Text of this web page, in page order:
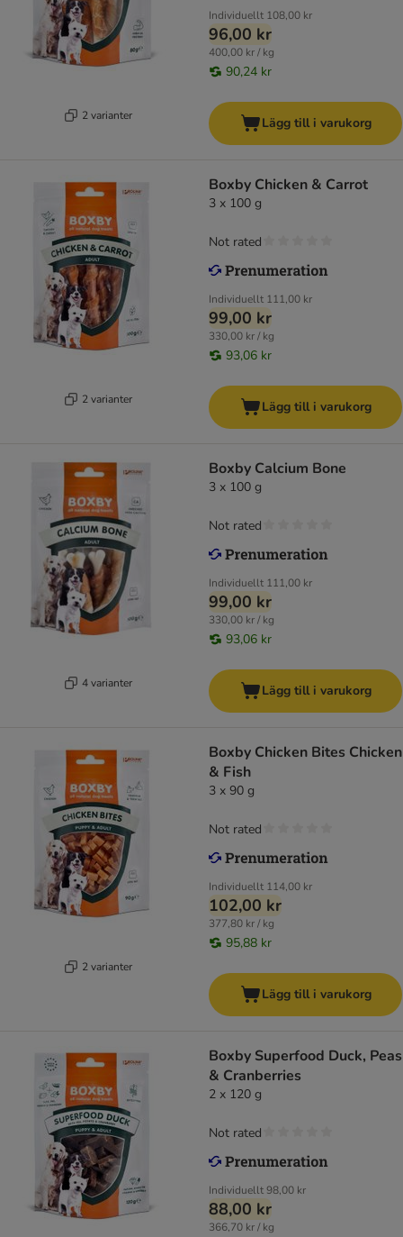
2 varianter
Individuellt 108,00 kr
96,00 kr
400,00 kr / kg
90,24 kr
Lägg till i varukorg
2 varianter
Boxby Chicken & Carrot
3 x 100 g
Individuellt 111,00 kr
99,00 kr
330,00 kr / kg
93,06 kr
Not rated
Lägg till i varukorg
4 varianter
Boxby Calcium Bone
3 x 100 g
Individuellt 111,00 kr
99,00 kr
330,00 kr / kg
93,06 kr
Not rated
Lägg till i varukorg
2 varianter
Boxby Chicken Bites Chicken
& Fish
3 x 90 g
Individuellt 114,00 kr
102,00 kr
377,80 kr / kg
95,88 kr
Not rated
Lägg till i varukorg
Boxby Superfood Duck, Peas
& Cranberries
2 x 120 g
Individuellt98,00 kr
88,00 kr
366,70 kr / kg
Not rated